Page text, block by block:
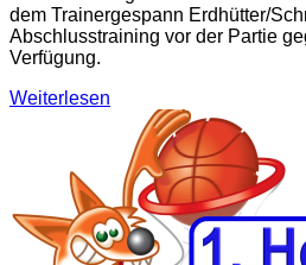
dem Trainergespann Erdhütter/
Abschlusstraining vor der Partie
Verfügung.
Weiterlesen